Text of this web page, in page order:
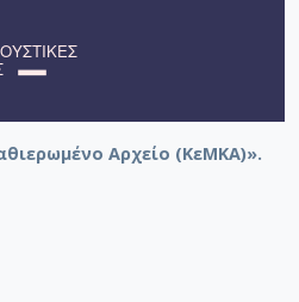
Αρχείο (ΚεΜΚΑ)».